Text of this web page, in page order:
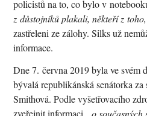
policistů na to, co bylo v
z důstojníků plakali, někteří z
zastřeleni ze zálohy. Silks už
informace.
Dne 7. června 2019 byla ve svém
bývalá republikánská senátorka
Smithová. Podle vyšetřovacího
zveřejnit informaci „o